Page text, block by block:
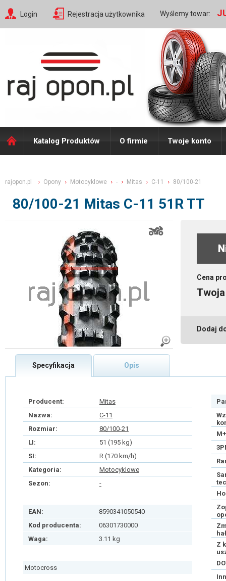
Login Rejestracja użytkownika Wyślemy towar:
Katalog Produktów O firmie Twoje konto
rajopon.pl Opony Motocyklowe - Mitas C-11 80/100-21
80/100-21 Mitas C-11 51R TT
Cena
Dodaj
Specyfikacja Opis
Producent:
Mitas
Nazwa:
C-11
Rozmiar:
80/100-21
LI:
51 (195 kg)
SI:
R (170 km/h)
Kategoria:
Motocyklowe
Sezon:
-
EAN:
8590341050540
Kod producenta:
06301730000
Waga:
3.11 kg
Motocross
Z